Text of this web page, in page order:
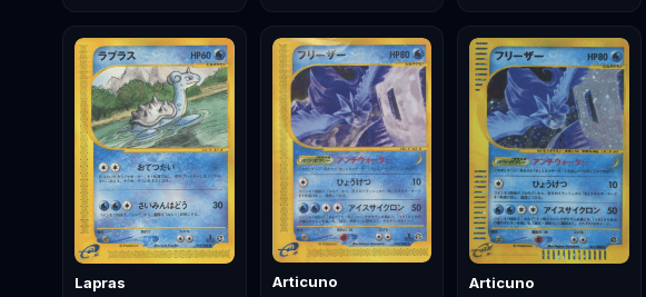
Lapras Articuno Articuno